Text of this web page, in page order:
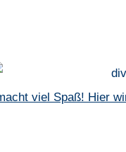
viel Spaß! Hier